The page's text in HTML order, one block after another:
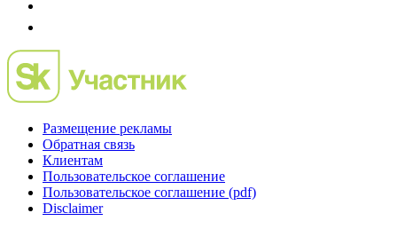
Размещение рекламы
Обратная связь